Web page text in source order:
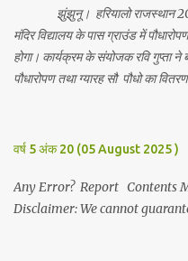
guarantee the information is
झुंझुनू। हरियालो राजस्थान
मंदिर विद्यालय के पास ग्राउंड में
होगा। कार्यक्रम के संयोजक रवि गुप्ता ने
पौधारोपण तथा ग्यारह सौ पौधो का
उपस्थित रहेंगे। Contents May
वर्ष 5 अंक 20 (05 August 2025 )
Any Error? Report Contents
Disclaimer: We cannot